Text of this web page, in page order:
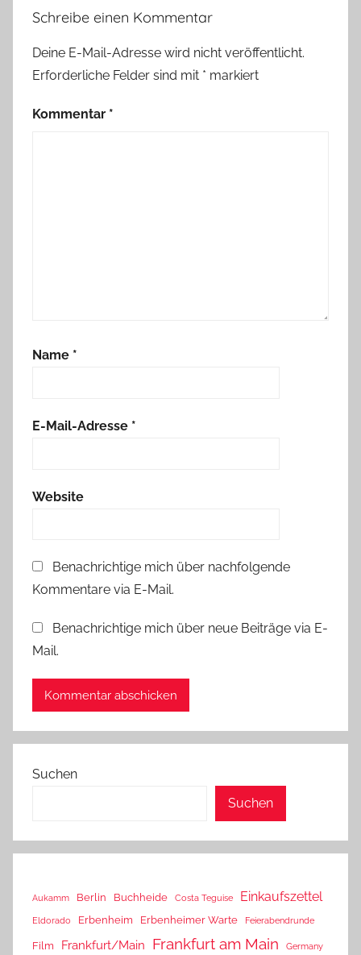
Schreibe einen Kommentar
Deine E-Mail-Adresse wird nicht veröffentlicht.
Erforderliche Felder sind mit * markiert
Kommentar *
Name *
E-Mail-Adresse *
Website
Benachrichtige mich über nachfolgende
Kommentare via E-Mail.
Benachrichtige mich über neue Beiträge via E-
Mail.
Suchen
Suchen
Aukamm Berlin Buchheide Costa Teguise Einkaufszettel
Eldorado Erbenheim Erbenheimer Warte Feierabendrunde
Film Frankfurt/Main Frankfurt am Main Germany